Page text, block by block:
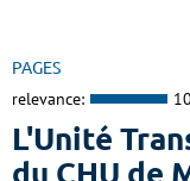
PAGES
relevance:
L'Unité
du CHU de